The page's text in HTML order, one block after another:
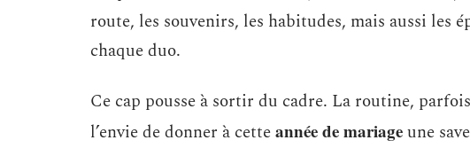
route, les souvenirs, les habitudes, mais aussi les
chaque duo.
Ce cap pousse à sortir du cadre. La routine,
l’envie de donner à cetteannée de mariageune